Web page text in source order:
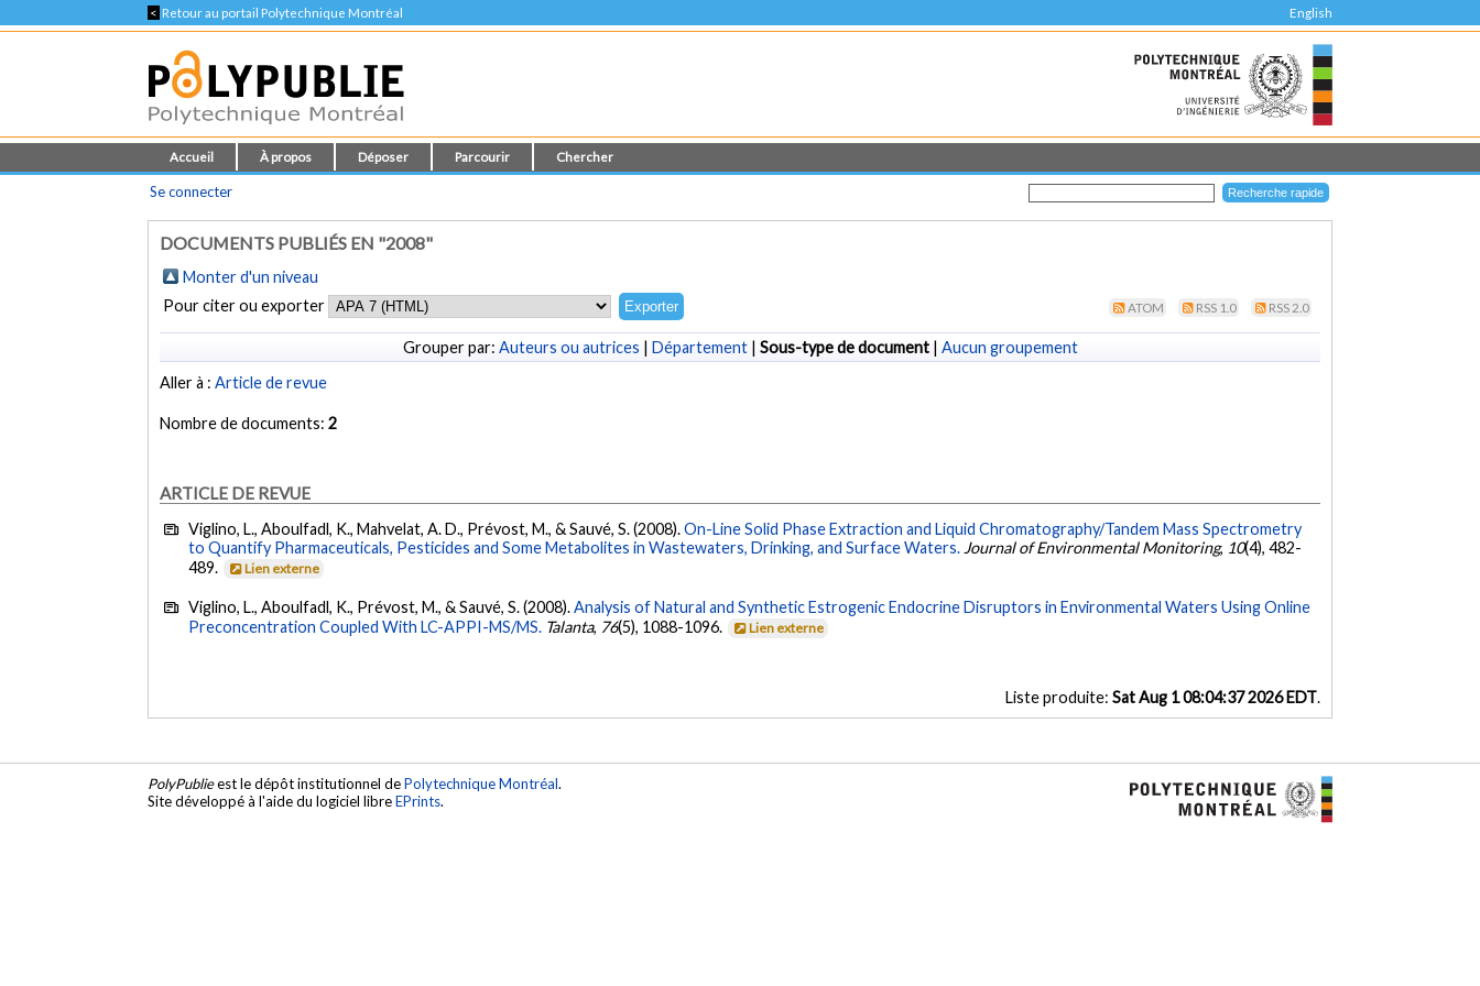
< Retour au portail Polytechnique Montréal English
Accueil À propos Déposer Parcourir Chercher
Se connecter
DOCUMENTS PUBLIÉS EN "2008"
Monter d'un niveau
Pour citer ou exporter
ATOM RSS 1.0 RSS 2.0
Grouper par: Auteurs ou autrices | Département| Sous-type de document| Aucun groupement
Aller à :Article de revue
Nombre de documents:2
ARTICLE DE REVUE
Viglino, L., Aboulfadl, K., Mahvelat, A. D., Prévost, M., & Sauvé, S. (2008).On-Line Solid Phase Extraction and Liquid Chromatography/Tandem Mass Spectrometry
to Quantify Pharmaceuticals, Pesticides and Some Metabolites in Wastewaters, Drinking, and Surface Waters. Journal of Environmental Monitoring, 10(4), 482-
489.
Lien externe
Viglino, L., Aboulfadl, K., Prévost, M., & Sauvé, S. (2008).Analysis of Natural and Synthetic Estrogenic Endocrine Disruptors in Environmental Waters Using Online
Preconcentration Coupled With LC-APPI-MS/MS. Talanta, 76(5), 1088-1096. Lien externe
Liste produite: Sat Aug 1 08:04:37 2026 EDT.
PolyPublieest le dépôt institutionnel dePolytechnique Montréal.
Site développé à l'aide du logiciel libreEPrints.